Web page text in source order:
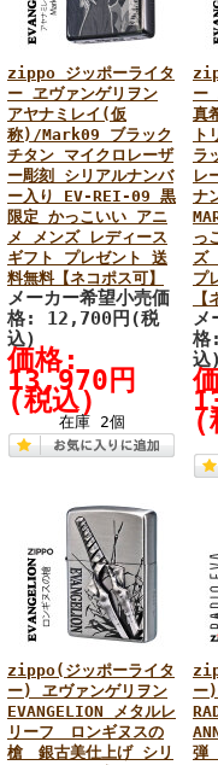
zippo ジッポーライタ
ー ヱヴァンゲリヲン
アヤナミレイ(仮
称)/Mark09 ブラック
チタン マイクロレーザ
ー彫刻 シリアルナンバ
ー入り EV-REI-09 黒
限定 かっこいい アニ
メ メンズ レディース
ギフト プレゼント 送
料無料【ネコポス可】
メーカー希望小売価
格: 12,700円(税
込)
価格:
13,970円
(税込)
在庫 2個
ー
真
ト
ラ
レ
ナ
っ
ズ
プ
【
メ
込)
(
zippo(ジッポーライタ
ー) ヱヴァンゲリヲン
EVANGELION メタルレ
リーフ ロンギヌスの
槍 銀古美仕上げ シリ
ー
弾